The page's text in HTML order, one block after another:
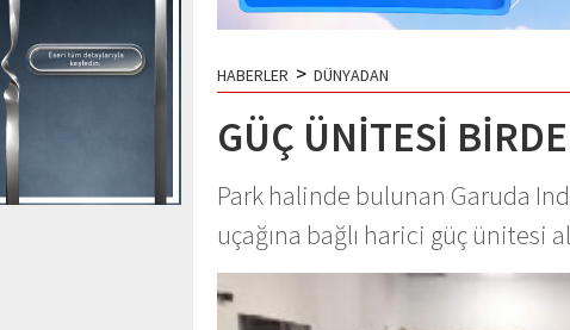
HABERLER > DÜNYADAN
GÜÇ ÜNİTESİ
Park halinde bulunan Garuda
uçağına bağlı harici güç ünitesi